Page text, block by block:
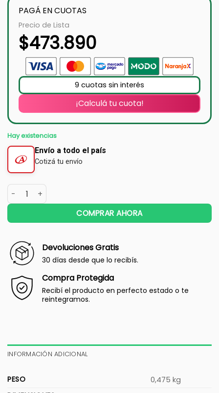
PAGÁ EN CUOTAS
Precio de Lista
$473.890
9 cuotas sin interés
¡Calculá tu cuota!
Hay existencias
Envío a todo el país
Cotizá tu envío
COMPRAR AHORA
Devoluciones Gratis
30 días desde que lo recibís.
Compra Protegida
Recibí el producto en perfecto estado o te
reintegramos.
INFORMACIÓN ADICIONAL
PESO
0,475 kg